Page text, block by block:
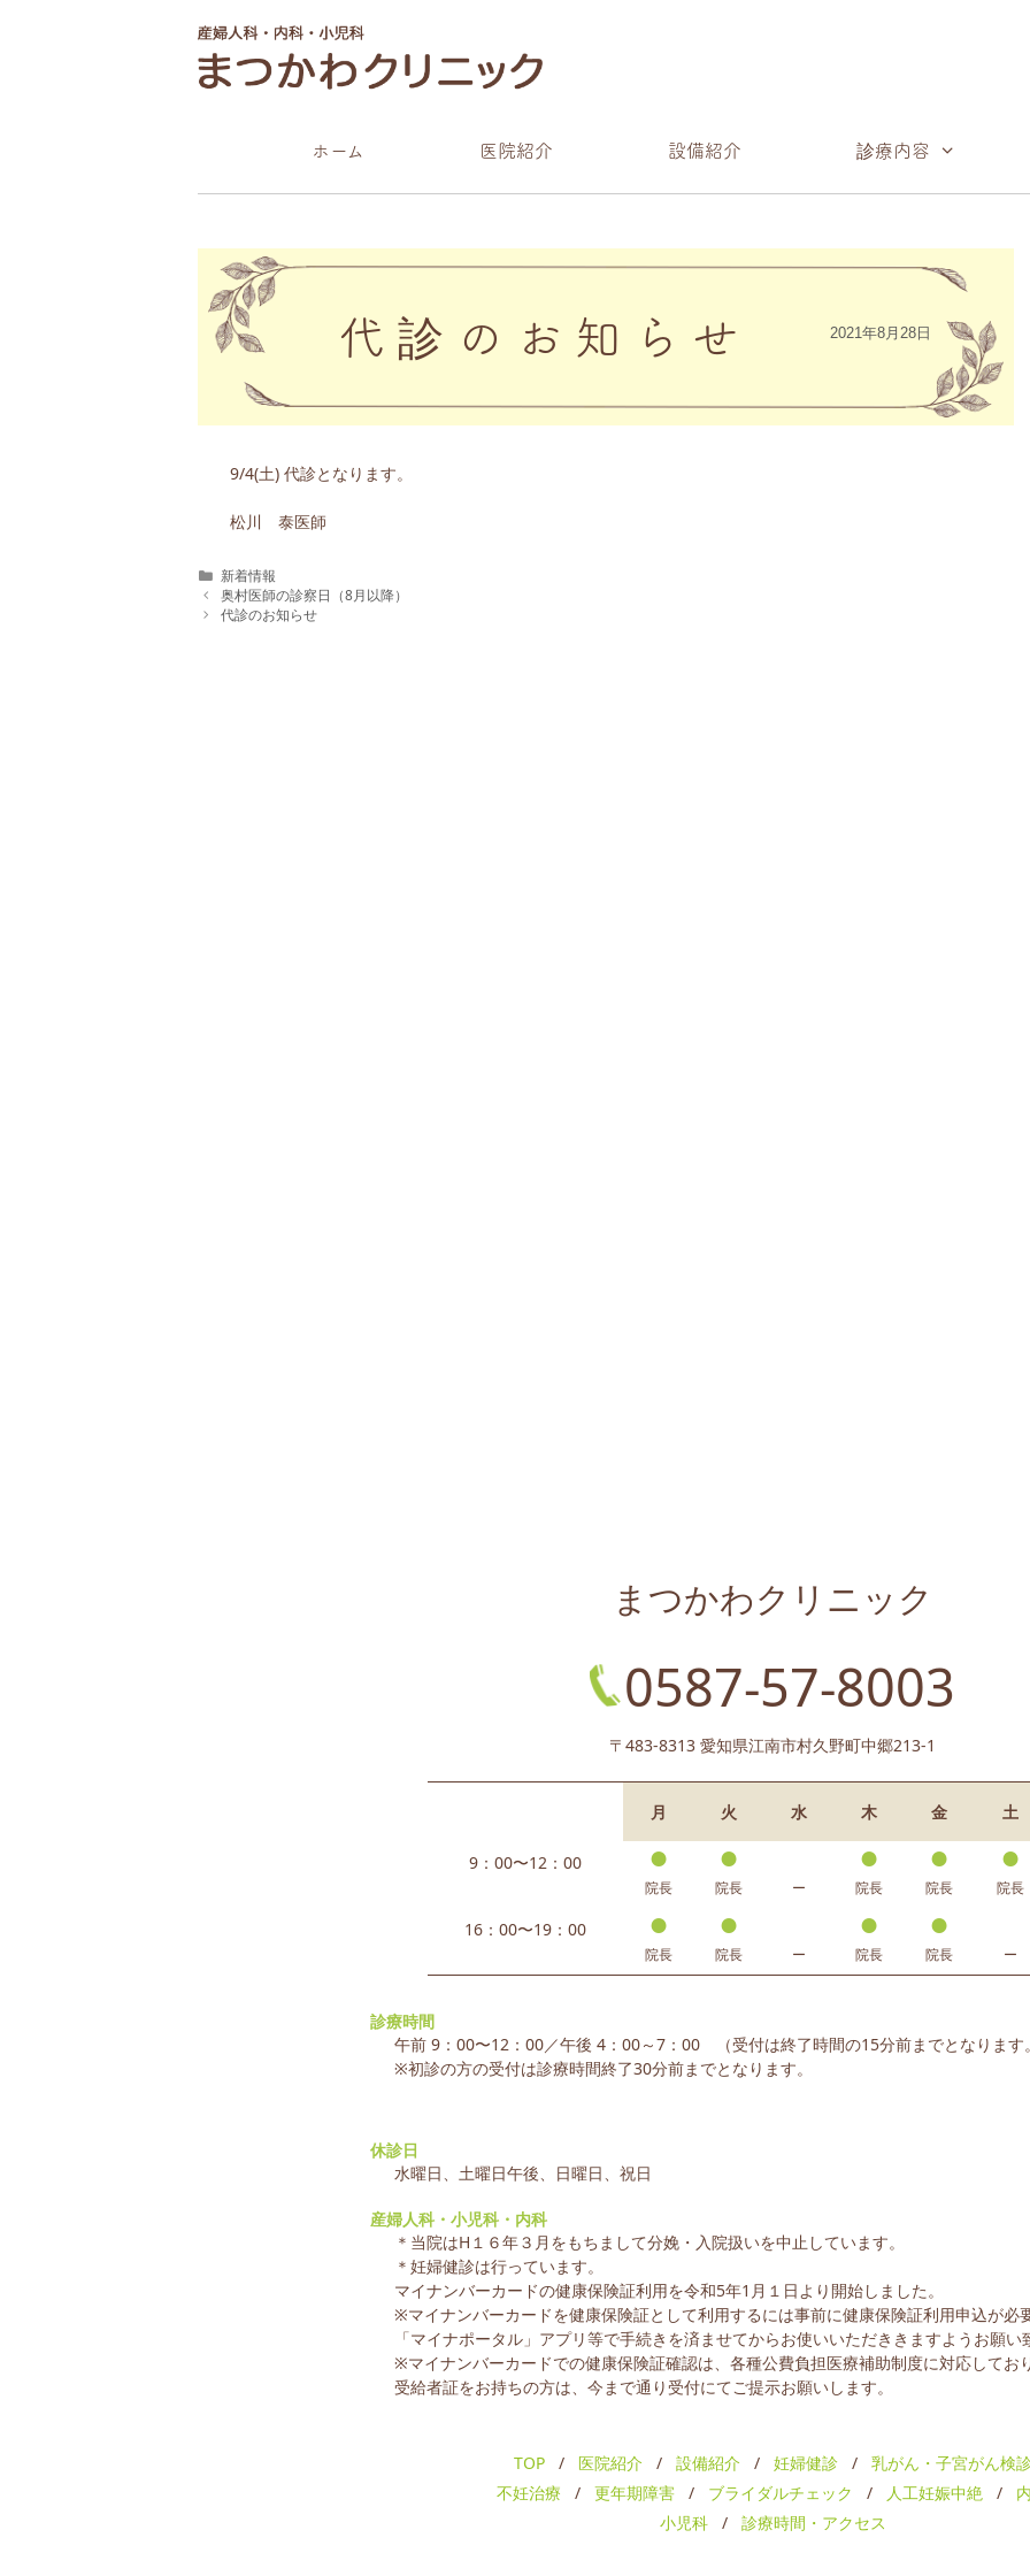
ホーム 医院紹介 設備紹介 診療内容
代診のお知らせ 2021年8月28日
9/4(土) 代診となります。
松川 泰医師
カ
テ
ゴ
新着情報
奥村医師の診察日（8月以降）
代診のお知らせ
まつかわクリニック
0587-57-8003
〒483-8313 愛知県江南市村久野町中郷213-1
月 火 水 木 金 土
9：00〜12：00 ●
院長
●
院長 ー
●
院長
●
院長
●
院長
16：00〜19：00 ●
院長
●
院長 ー
●
院長
●
院長 ー
診療時間
午前 9：00〜12：00／午後 4：00～7：00 （受付は終了時間の15分前までとなります
※初診の方の受付は診療時間終了30分前までとなります。
休診日
水曜日、土曜日午後、日曜日、祝日
産婦人科・小児科・内科
＊当院はH１６年３月をもちまして分娩・入院扱いを中止しています。
＊妊婦健診は行っています。
マイナンバーカードの健康保険証利用を令和5年1月１日より開始しました。
※マイナンバーカードを健康保険証として利用するには事前に健康保険証利用申込が必
「マイナポータル」アプリ等で手続きを済ませてからお使いいただききますようお願い
※マイナンバーカードでの健康保険証確認は、各種公費負担医療補助制度に対応してお
受給者証をお持ちの方は、今まで通り受付にてご提示お願いします。
TOP / 医院紹介 / 設備紹介 / 妊婦健診 /
乳がん・子宮がん検
不妊治療
/ 更年期障害 / ブライダルチェック / 人工妊娠中絶 /
小児科
/ 診療時間・アクセス